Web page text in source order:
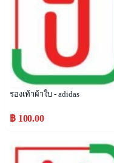
รองเท้าผ้าใบ - adidas
฿ 100.00
Popular